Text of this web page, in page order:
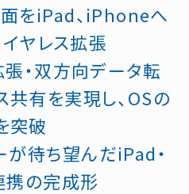
をiPad、iPhoneへ
ヤレス拡張
・双方向データ転
共有を実現し、OSの
突破
待ち望んだiPad・
の完成形